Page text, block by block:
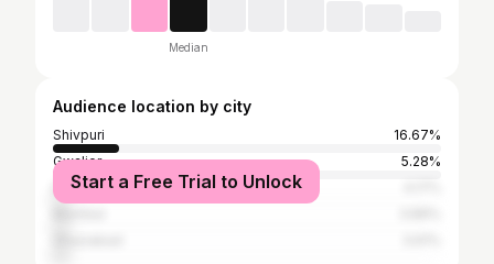
Median
Audience location by city
Shivpuri
16.67%
Gwalior
5.28%
Delhi
Start a Free Trial to Unlock